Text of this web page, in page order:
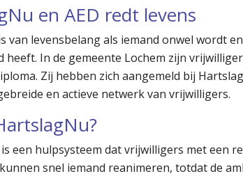
en AED redt levens
van levensbelang als iemand onwel wordt
heeft. In de gemeente Lochem zijn
Zij hebben zich aangemeld bij
en actieve netwerk van vrijwilligers.
is een hulpsysteem dat vrijwilligers met een
snel iemand reanimeren, totdat de